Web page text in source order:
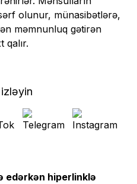
olunur, münasibətlərə,
məmnunluq gətirən
qalır.
edərkən hiperlinklə